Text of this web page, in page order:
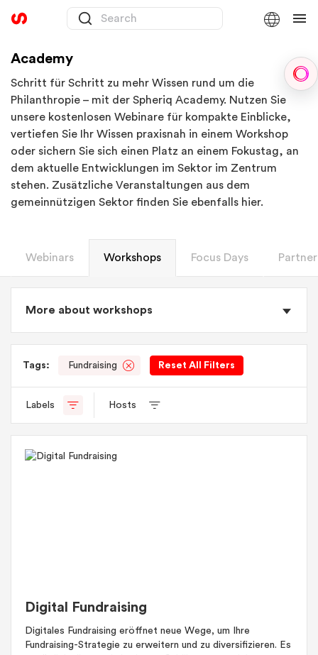
Academy
Schritt für Schritt zu mehr Wissen rund um die
Philanthropie – mit der Spheriq Academy. Nutzen Sie
unsere kostenlosen Webinare für kompakte Einblicke,
vertiefen Sie Ihr Wissen praxisnah in einem Workshop
oder sichern Sie sich einen Platz an einem Fokustag, an
dem aktuelle Entwicklungen im Sektor im Zentrum
stehen. Zusätzliche Veranstaltungen aus dem
gemeinnützigen Sektor finden Sie ebenfalls hier.
Webinars Workshops Focus Days
More about workshops
Tags: Fundraising Reset All Filters
Labels Hosts
Digital Fundraising
Digitales Fundraising eröffnet neue Wege, um Ihre
Fundraising-Strategie zu erweitern und zu diversifizieren. Es